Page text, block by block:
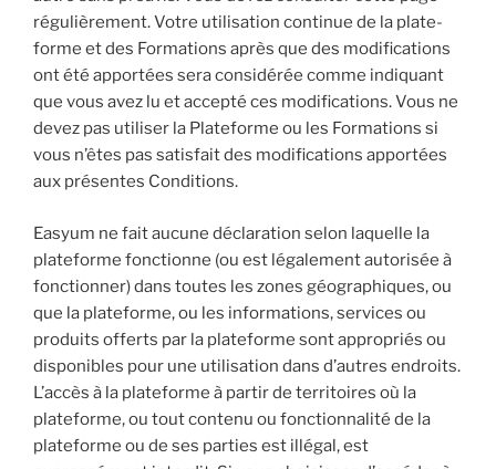
régulièrement. Votre utilisation continue de la plate-
forme et des Formations après que des modifications
ont été apportées sera considérée comme indiquant
que vous avez lu et accepté ces modifications. Vous ne
devez pas utiliser la Plateforme ou les Formations si
vous n’êtes pas satisfait des modifications apportées
aux présentes Conditions.
Easyum ne fait aucune déclaration selon laquelle la
plateforme fonctionne (ou est légalement autorisée à
fonctionner) dans toutes les zones géographiques, ou
que la plateforme, ou les informations, services ou
produits offerts par la plateforme sont appropriés ou
disponibles pour une utilisation dans d’autres endroits.
L’accès à la plateforme à partir de territoires où la
plateforme, ou tout contenu ou fonctionnalité de la
plateforme ou de ses parties est illégal, est